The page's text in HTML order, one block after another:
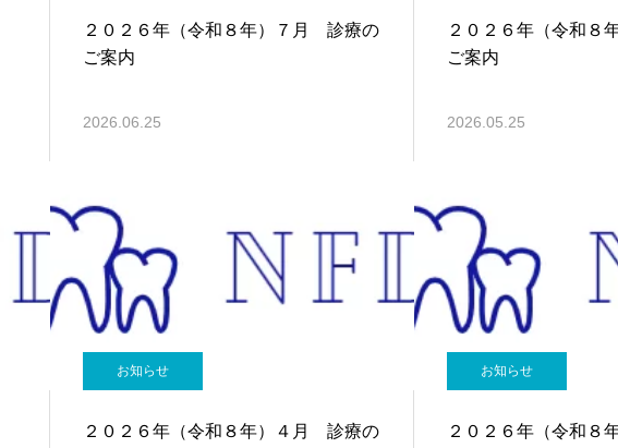
２０２６年（令和８年）７月 診療の
ご案内
2026.06.25
２０２６年（令和
ご案内
2026.05.25
お知らせ
２０２６年（令和８年）４月 診療の
お知らせ
２０２６年（令和